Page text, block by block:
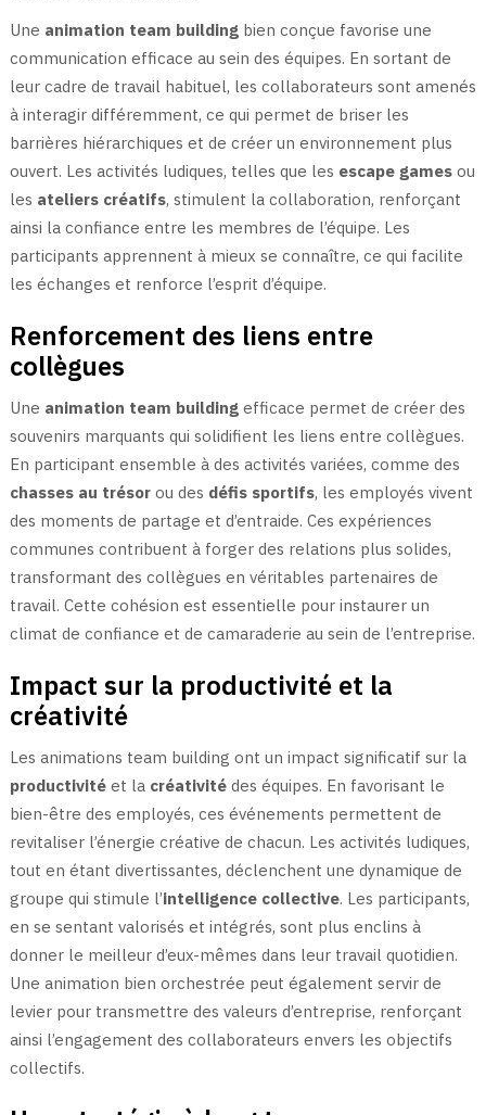
Une animation team buildingbien conçue favorise une
communication efficace au sein des équipes. En sortant de
leur cadre de travail habituel, les collaborateurs sont amenés
à interagir différemment, ce qui permet de briser les
barrières hiérarchiques et de créer un environnement plus
ouvert. Les activités ludiques, telles que les escape gamesou
les ateliers créatifs, stimulent la collaboration, renforçant
ainsi la confiance entre les membres de l’équipe. Les
participants apprennent à mieux se connaître, ce qui facilite
les échanges et renforce l’esprit d’équipe.
Renforcement des liens entre
collègues
Une animation team buildingefficace permet de créer des
souvenirs marquants qui solidifient les liens entre collègues.
En participant ensemble à des activités variées, comme des
chasses au trésorou des défis sportifs, les employés vivent
des moments de partage et d’entraide. Ces expériences
communes contribuent à forger des relations plus solides,
transformant des collègues en véritables partenaires de
travail. Cette cohésion est essentielle pour instaurer un
climat de confiance et de camaraderie au sein de l’entreprise.
Impact sur la productivité et la
créativité
Les animations team building ont un impact significatif sur la
productivitéet la créativitédes équipes. En favorisant le
bien-être des employés, ces événements permettent de
revitaliser l’énergie créative de chacun. Les activités ludiques,
tout en étant divertissantes, déclenchent une dynamique de
groupe qui stimule l’intelligence collective. Les participants,
en se sentant valorisés et intégrés, sont plus enclins à
donner le meilleur d’eux-mêmes dans leur travail quotidien.
Une animation bien orchestrée peut également servir de
levier pour transmettre des valeurs d’entreprise, renforçant
ainsi l’engagement des collaborateurs envers les objectifs
collectifs.